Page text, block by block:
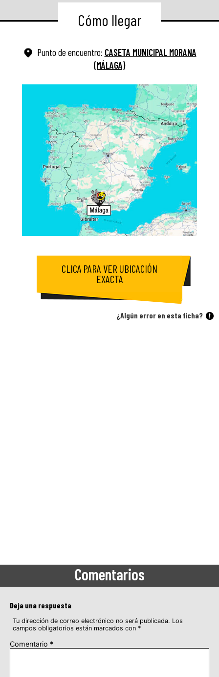
Cómo llegar
Punto de encuentro: CASETA MUNICIPAL MORANA
(MÁLAGA)
CLICA PARA VER UBICACIÓN
EXACTA
¿Algún error en esta ficha?
Comentarios
Deja una respuesta
Tu dirección de correo electrónico no será publicada. Los
campos obligatorios están marcados con *
Comentario *